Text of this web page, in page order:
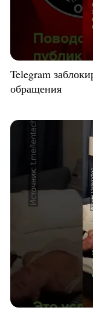
Telegram
обращения